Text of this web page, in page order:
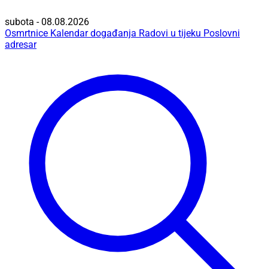
subota - 08.08.2026
Osmrtnice Kalendar događanja Radovi u tijeku Poslovni
adresar